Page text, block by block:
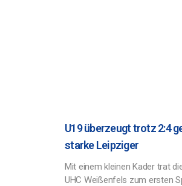
U19 überzeugt trotz 2:4
starke Leipziger
Mit einem kleinen Kader trat
UHC Weißenfels zum ersten